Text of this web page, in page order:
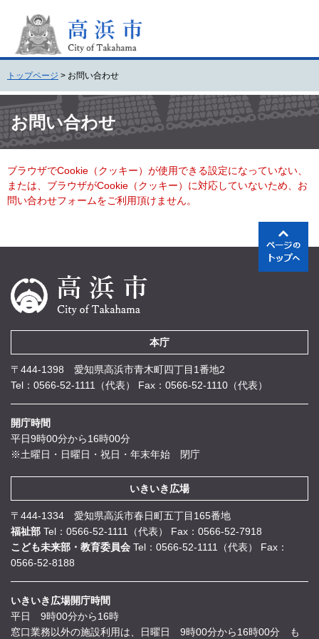
頭
で
す
。
飛
ば
し
て
本
へ
トップページ > お問い合わせ
文 お問い合わせ
ブラウザでCookie（クッキー）が使用できる設定になっていない、
または、ブラウザがCookie（クッキー）に対応していないため、お
問い合わせフォームをご利用頂けません。
本庁
〒444-1398 愛知県高浜市青木町四丁目1番地2
Tel：0566-52-1111（代表）
Fax：0566-52-1110（代表）
開庁時間
平日9時00分から16時00分
※土曜日・日曜日・祝日・年末年始 閉庁
いきいき広場
〒444-1334 愛知県高浜市春日町五丁目165番地
福祉部 Tel：0566-52-1111（代表）
Fax：0566-52-7918
こども未来部・教育委員会 Tel：0566-52-1111（代表）
Fax：
0566-52-8188
いきいき広場開庁時間
平日 9時00分から16時
窓口業務以外の施設利用は、日曜日 9時00分から16時00分 も